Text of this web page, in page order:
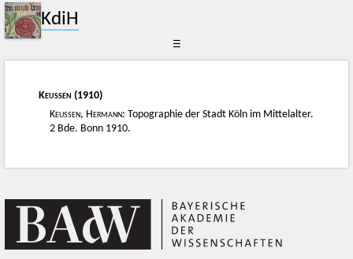
KdiH
☰
Keussen (1910)
Keussen, Hermann: Topographie der Stadt Köln im Mittelalter.
2 Bde. Bonn 1910.